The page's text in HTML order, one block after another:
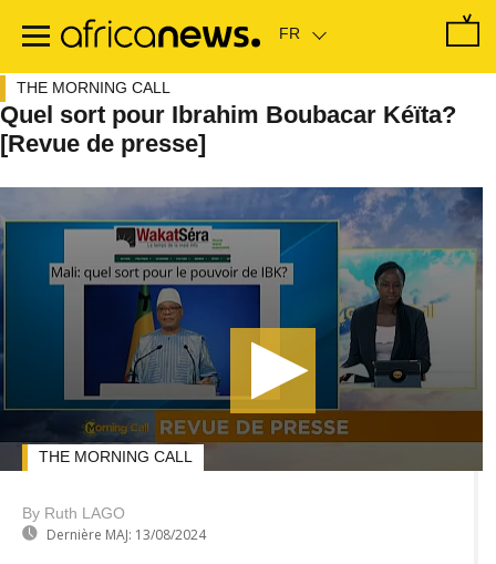
contenu
THE MORNING CALL
Quel sort pour Ibrahim Boubacar Kéïta?
[Revue de presse]
By Ruth LAGO
Dernière MAJ: 13/08/2024
THE MORNING CALL